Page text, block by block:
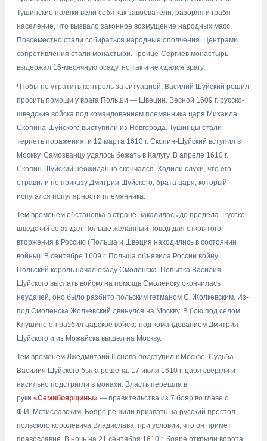
Тушинские поляки вели себя как завоеватели, разоряя и грабя
население, что вызвало законное возмущение народных масс.
Повсеместно стали собираться народные ополчения. Центрами
сопротивления стали монастыри. Троице-Сергиев монастырь
выдержал 16-месячную осаду, но так и не сдался врагу.
Чтобы не утратить контроль за ситуацией, Василий Шуйский решил
просить помощи у врага Польши — Швеции. Весной 1609 г. русско-
шведские войска под командованием племянника царя Михаила
Скопина-Шуйского выступили из Новгорода. Тушинцы стали
терпеть поражения, и 12 марта 1610 г. Скопин-Шуйский вступил в
Москву. Самозванцу удалось бежать в Калугу. В апреле 1610 г.
Скопин-Шуйский неожиданно скончался. Ходили слухи, что его
отравили по приказу Дмитрия Шуйского, брата царя, который
испугался популярности племянника.
Тем временем обстановка в стране накалилась до предела. Русско-
шведский союз дал Польше желанный повод для открытого
вторжения в Россию (Польша и Швеция находились в состоянии
войны). В сентябре 1609 г. Польша объявила России войну.
Польский король начал осаду Смоленска. Попытка Василия
Шуйского выслать войско на помощь Смоленску окончилась
неудачей, оно было разбито польским гетманом С. Жолкевским. Из-
под Смоленска Жолкевский двинулся на Москву. В бою под селом
Клушино он разбил царское войско под командованием Дмитрия
Шуйского и из Можайска вышел на Москву.
Тем временем Лжедмитрий II снова подступил к Москве. Судьба
Василия Шуйского была решена. 17 июля 1610 г. царя свергли и
насильно подстригли в монахи. Власть перешла в
руки «Семибоярщины» — правительства из 7 бояр во главе с
Ф.И. Мстиславским. Бояре решили призвать на русский престол
польского королевича Владислава, при условии, что он примет